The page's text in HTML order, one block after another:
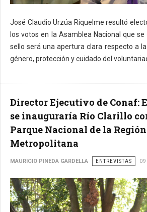
José Claudio Urzúa Riquelme resultó
los votos en la Asamblea Nacional que
sello será una apertura clara respecto a
género, protección y cuidado del
Director Ejecutivo de Conaf:
se inauguraría Río Clarillo
Parque Nacional de la Región
Metropolitana
MAURICIO PINEDA GARDELLA ENTREVISTAS 09